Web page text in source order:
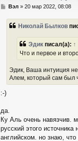
С
о
Вэл» 20 мар 2022, 08:08
Николай Былков
Эдик писал(а): ↑
Что и первое и
Эдик, Ваша интуиция не
Алем, который сам был
:-)
да.
Ку Аль очень навязчив.
русский этого
английском. но знаю,